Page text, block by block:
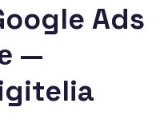
Ads
—